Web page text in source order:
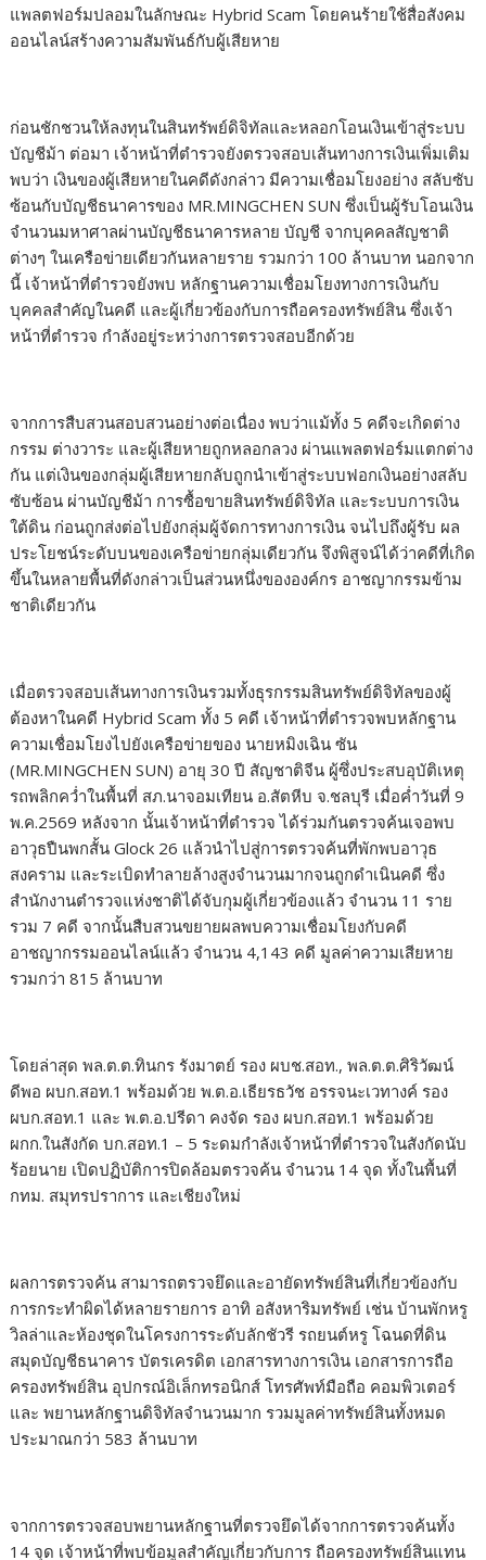
แพลตฟอร์มปลอมในลักษณะ Hybrid Scam โดยคนร้ายใช้สื่อสังคม
ออนไลน์สร้างความสัมพันธ์กับผู้เสียหาย
ก่อนชักชวนให้ลงทุนในสินทรัพย์ดิจิทัลและหลอกโอนเงินเข้าสู่ระบบ
บัญชีม้า ต่อมา เจ้าหน้าที่ตำรวจยังตรวจสอบเส้นทางการเงินเพิ่มเติม
พบว่า เงินของผู้เสียหายในคดีดังกล่าว มีความเชื่อมโยงอย่าง สลับซับ
ซ้อนกับบัญชีธนาคารของ MR.MINGCHEN SUN ซึ่งเป็นผู้รับโอนเงิน
จำนวนมหาศาลผ่านบัญชีธนาคารหลาย บัญชี จากบุคคลสัญชาติ
ต่างๆ ในเครือข่ายเดียวกันหลายราย รวมกว่า 100 ล้านบาท นอกจาก
นี้ เจ้าหน้าที่ตำรวจยังพบ หลักฐานความเชื่อมโยงทางการเงินกับ
บุคคลสำคัญในคดี และผู้เกี่ยวข้องกับการถือครองทรัพย์สิน ซึ่งเจ้า
หน้าที่ตำรวจ กำลังอยู่ระหว่างการตรวจสอบอีกด้วย
จากการสืบสวนสอบสวนอย่างต่อเนื่อง พบว่าแม้ทั้ง 5 คดีจะเกิดต่าง
กรรม ต่างวาระ และผู้เสียหายถูกหลอกลวง ผ่านแพลตฟอร์มแตกต่าง
กัน แต่เงินของกลุ่มผู้เสียหายกลับถูกนำเข้าสู่ระบบฟอกเงินอย่างสลับ
ซับซ้อน ผ่านบัญชีม้า การซื้อขายสินทรัพย์ดิจิทัล และระบบการเงิน
ใต้ดิน ก่อนถูกส่งต่อไปยังกลุ่มผู้จัดการทางการเงิน จนไปถึงผู้รับ ผล
ประโยชน์ระดับบนของเครือข่ายกลุ่มเดียวกัน จึงพิสูจน์ได้ว่าคดีที่เกิด
ขึ้นในหลายพื้นที่ดังกล่าวเป็นส่วนหนึ่งขององค์กร อาชญากรรมข้าม
ชาติเดียวกัน
เมื่อตรวจสอบเส้นทางการเงินรวมทั้งธุรกรรมสินทรัพย์ดิจิทัลของผู้
ต้องหาในคดี Hybrid Scam ทั้ง 5 คดี เจ้าหน้าที่ตำรวจพบหลักฐาน
ความเชื่อมโยงไปยังเครือข่ายของ นายหมิงเฉิน ซัน
(MR.MINGCHEN SUN) อายุ 30 ปี สัญชาติจีน ผู้ซึ่งประสบอุบัติเหตุ
รถพลิกคว่ำในพื้นที่ สภ.นาจอมเทียน อ.สัตหีบ จ.ชลบุรี เมื่อค่ำวันที่ 9
พ.ค.2569 หลังจาก นั้นเจ้าหน้าที่ตำรวจ ได้ร่วมกันตรวจค้นเจอพบ
อาวุธปืนพกสั้น Glock 26 แล้วนำไปสู่การตรวจค้นที่พักพบอาวุธ
สงคราม และระเบิดทำลายล้างสูงจำนวนมากจนถูกดำเนินคดี ซึ่ง
สำนักงานตำรวจแห่งชาติได้จับกุมผู้เกี่ยวข้องแล้ว จำนวน 11 ราย
รวม 7 คดี จากนั้นสืบสวนขยายผลพบความเชื่อมโยงกับคดี
อาชญากรรมออนไลน์แล้ว จำนวน 4,143 คดี มูลค่าความเสียหาย
รวมกว่า 815 ล้านบาท
โดยล่าสุด พล.ต.ต.ทินกร รังมาตย์ รอง ผบช.สอท., พล.ต.ต.ศิริวัฒน์
ดีพอ ผบก.สอท.1 พร้อมด้วย พ.ต.อ.เธียรธวัช อรรจนะเวทางค์ รอง
ผบก.สอท.1 และ พ.ต.อ.ปรีดา คงจัด รอง ผบก.สอท.1 พร้อมด้วย
ผกก.ในสังกัด บก.สอท.1 – 5 ระดมกำลังเจ้าหน้าที่ตำรวจในสังกัดนับ
ร้อยนาย เปิดปฏิบัติการปิดล้อมตรวจค้น จำนวน 14 จุด ทั้งในพื้นที่
กทม. สมุทรปราการ และเชียงใหม่
ผลการตรวจค้น สามารถตรวจยึดและอายัดทรัพย์สินที่เกี่ยวข้องกับ
การกระทำผิดได้หลายรายการ อาทิ อสังหาริมทรัพย์ เช่น บ้านพักหรู
วิลล่าและห้องชุดในโครงการระดับลักชัวรี รถยนต์หรู โฉนดที่ดิน
สมุดบัญชีธนาคาร บัตรเครดิต เอกสารทางการเงิน เอกสารการถือ
ครองทรัพย์สิน อุปกรณ์อิเล็กทรอนิกส์ โทรศัพท์มือถือ คอมพิวเตอร์
และ พยานหลักฐานดิจิทัลจำนวนมาก รวมมูลค่าทรัพย์สินทั้งหมด
ประมาณกว่า 583 ล้านบาท
จากการตรวจสอบพยานหลักฐานที่ตรวจยึดได้จากการตรวจค้นทั้ง
14 จุด เจ้าหน้าที่พบข้อมูลสำคัญเกี่ยวกับการ ถือครองทรัพย์สินแทน